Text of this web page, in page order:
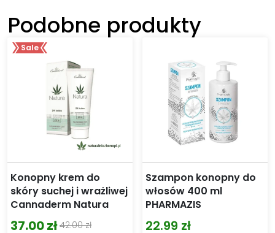
Podobne produkty
Sale
Konopny krem do
skóry suchej i wrażliwej
Cannaderm Natura
42.00zł
37.00zł
Szampon konopny do
włosów 400 ml
PHARMAZIS
22.99 zł